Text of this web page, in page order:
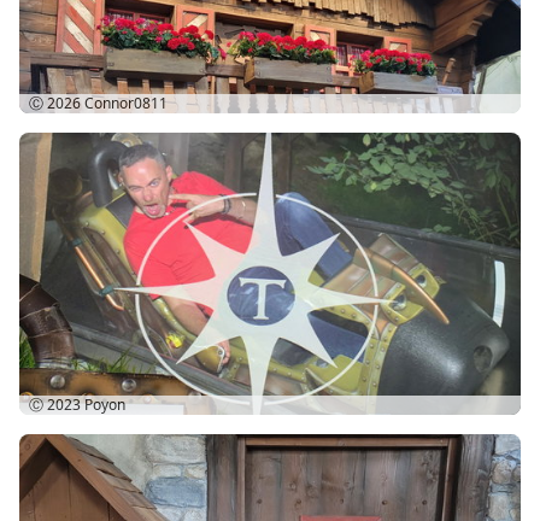
Ⓒ 2026Connor0811
Ⓒ 2023Poyon